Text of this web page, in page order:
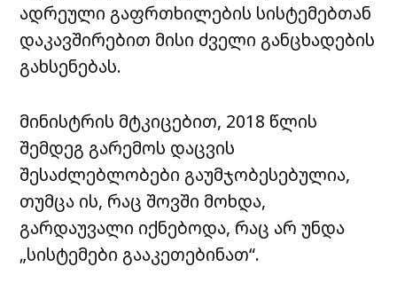
ადრეული გაფრთხილების სისტემებთან
დაკავშირებით მისი ძველი განცხადების
გახსენებას.
მინისტრის მტკიცებით, 2018 წლის
შემდეგ გარემოს დაცვის
შესაძლებლობები გაუმჯობესებულია,
თუმცა ის, რაც შოვში მოხდა,
გარდაუვალი იქნებოდა, რაც არ უნდა
„სისტემები გააკეთებინათ“.